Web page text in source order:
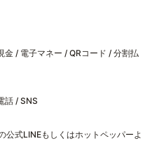
金 / 電子マネー / QRコード / 分割払
話 / SNS
公式LINEもしくはホットペッパーよ